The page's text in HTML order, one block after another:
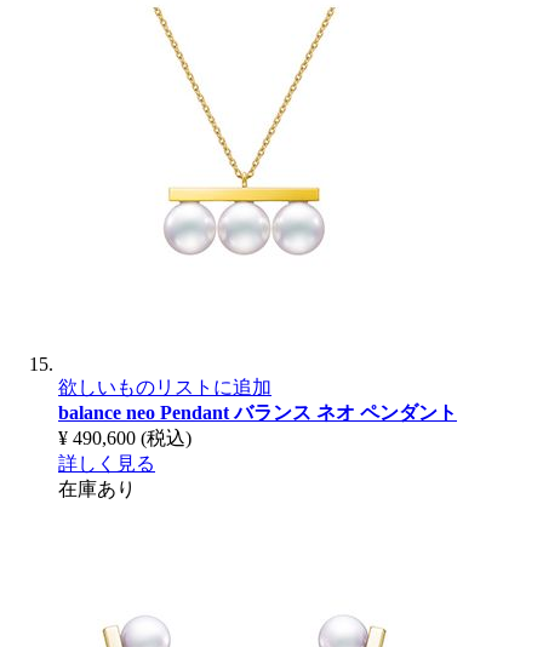
欲しいものリストに追加
balance neo Pendantバランス ネオ ペンダント
¥ 490,600 (税込)
詳しく見る
在庫あり